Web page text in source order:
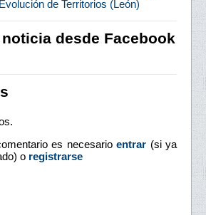
de Territorios (León)
desde Facebook
es necesario entrar (si ya
o registrarse